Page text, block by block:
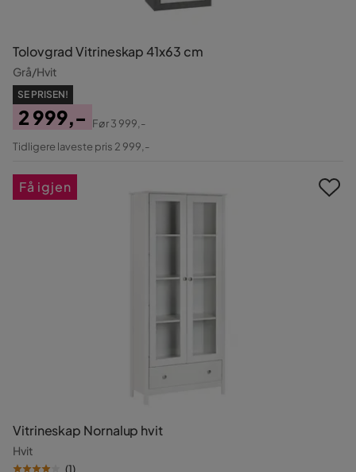
Tolovgrad Vitrineskap 41x63 cm
Grå/Hvit
SE PRISEN!
Pris
2 999,-
Original
Før3 999,-
Tidligere laveste pris 2 999,-
Vitrineskap Nornalup hvit
Hvit
(1)
Få igjen